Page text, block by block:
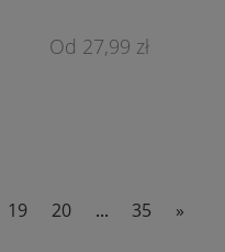
27,99 zł
19 20 ... 35 »